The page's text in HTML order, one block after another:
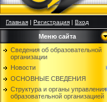
Главная|Регистрация|Вход
Меню сайта
Сведения об образовательной
организации
Новости
ОСНОВНЫЕ СВЕДЕНИЯ
Структура и органы управления
образовательной организацией